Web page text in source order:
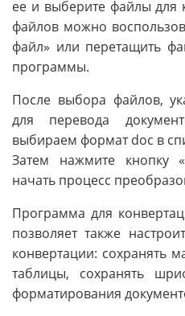
ее и выберите файлы для
файлов можно
файл» или перетащить
программы.
После выбора файлов,
для перевода
выбираем формат doc в
Затем нажмите кнопку
начать процесс
Программа для
позволяет также
конвертации: сохранять
таблицы, сохранять
форматирования